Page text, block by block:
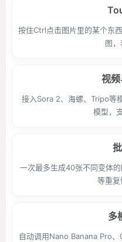
按住Ctrl点击图片里的某个东
图，
视
接入Sora 2、海螺、Tripo等
模型，
一次最多生成40张不同变体
等重复
多
自动调用Nano Banana Pro